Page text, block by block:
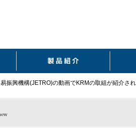
易振興機構(JETRO)の動画でKRMの取組が紹介さ